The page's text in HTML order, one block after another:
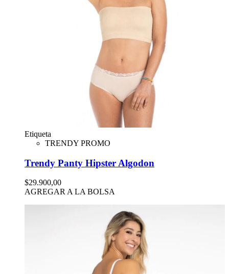
Etiqueta
TRENDY PROMO
Trendy Panty Hipster Algodon
$29.900,00
AGREGAR A LA BOLSA